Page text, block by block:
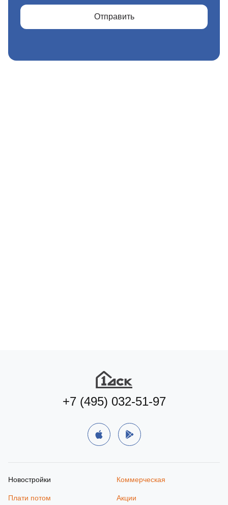
Отправить
+7 (495) 032-51-97
Новостройки Коммерческая
Плати потом Акции